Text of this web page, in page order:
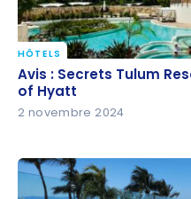
Avis : Secrets Tulum
Hyatt
HÔTELS
Avis : Secrets Tulum
of Hyatt
2 novembre 2024